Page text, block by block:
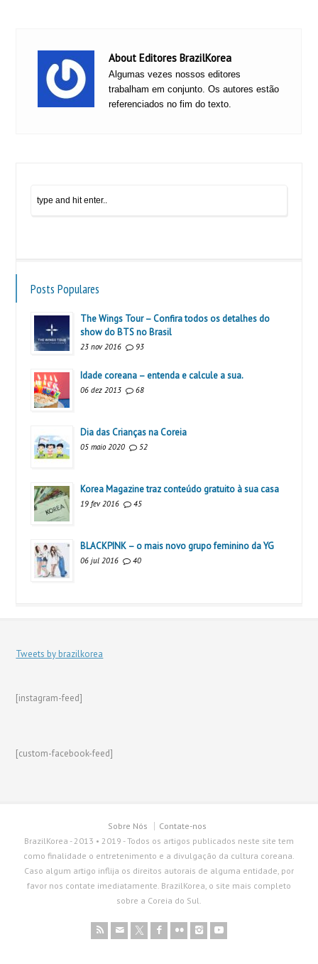
About Editores BrazilKorea
Algumas vezes nossos editores
trabalham em conjunto. Os autores estão
referenciados no fim do texto.
Posts Populares
The Wings Tour – Confira todos os detalhes do
show do BTS no Brasil
23 nov 2016 93
Idade coreana – entenda e calcule a sua.
06 dez 2013 68
Dia das Crianças na Coreia
05 maio 2020 52
Korea Magazine traz conteúdo gratuito à sua casa
19 fev 2016 45
BLACKPINK – o mais novo grupo feminino da YG
06 jul 2016 40
Tweets by brazilkorea
[instagram-feed]
[custom-facebook-feed]
Sobre Nós
Contate-nos
BrazilKorea - 2013 • 2019 - Todos os artigos publicados neste site tem
como finalidade o entretenimento e a divulgação da cultura coreana.
Caso algum artigo inflija os direitos autorais de alguma entidade, por
favor nos contate imediatamente. BrazilKorea, o site mais completo
sobre a Coreia do Sul.